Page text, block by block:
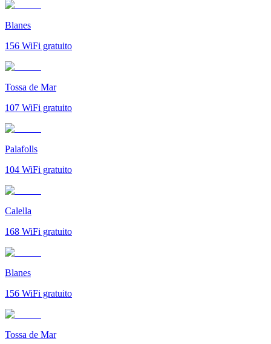
Blanes
156 WiFi gratuito
Tossa de Mar
107 WiFi gratuito
Palafolls
104 WiFi gratuito
Calella
168 WiFi gratuito
Blanes
156 WiFi gratuito
Tossa de Mar